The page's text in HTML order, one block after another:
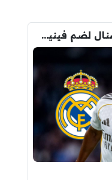
رد ريال مدريد على عرض أرسنال لضم فينيسيوس